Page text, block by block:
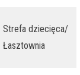
Strefa dziecięca/
Łasztownia